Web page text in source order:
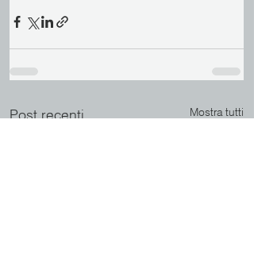
Post recenti Mostra tutti